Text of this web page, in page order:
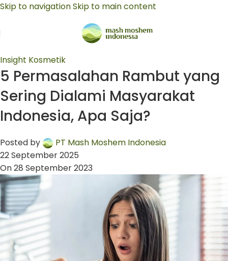
Skip to navigationSkip to main content
Insight Kosmetik
5 Permasalahan Rambut yang
Sering Dialami Masyarakat
Indonesia, Apa Saja?
Posted by
PT Mash Moshem Indonesia
22 September 2025
On 28 September 2023